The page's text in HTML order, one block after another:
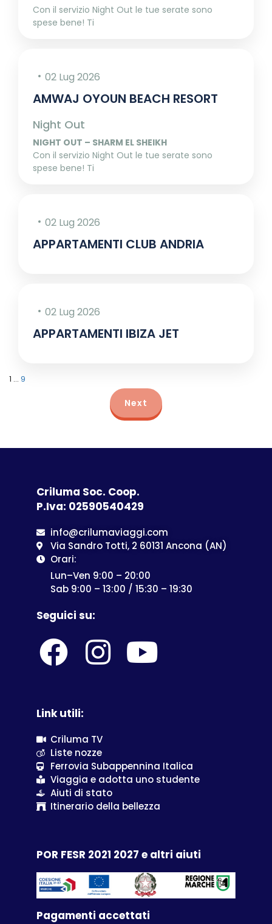
Con il servizio Night Out le tue serate sono
spese bene! Ti
02 Lug 2026
AMWAJ OYOUN BEACH RESORT
Night Out
NIGHT OUT – SHARM EL SHEIKH
Con il servizio Night Out le tue serate sono
spese bene! Ti
02 Lug 2026
APPARTAMENTI CLUB ANDRIA
02 Lug 2026
APPARTAMENTI IBIZA JET
1 … 9
Next
Criluma Soc. Coop.
P.Iva: 02590540429
info@crilumaviaggi.com
Via Sandro Totti, 2 60131 Ancona (AN)
Orari:
Lun–Ven 9:00 – 20:00
Sab 9:00 – 13:00 / 15:30 – 19:30
Seguici su:
Link utili:
Criluma TV
Liste nozze
Ferrovia Subappennina Italica
Viaggia e adotta uno studente
Aiuti di stato
Itinerario della bellezza
POR FESR 2021 2027 e altri aiuti
Pagamenti accettati